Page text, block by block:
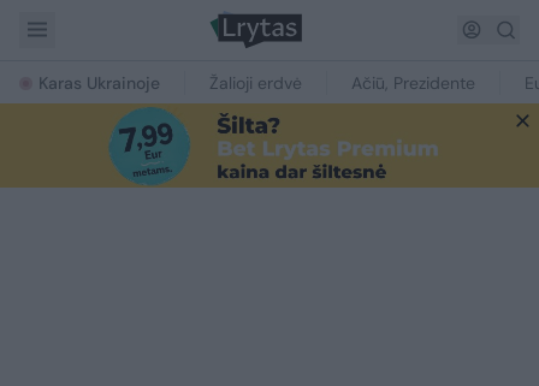
Karas Ukrainoje Žalioji erdvė Ačiū, Prezidente